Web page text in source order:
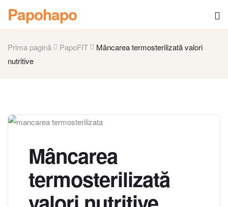
Papohapo
Prima pagină PapoFIT
Mâncarea termosterilizată valori
nutritive
Mâncarea
termosterilizată